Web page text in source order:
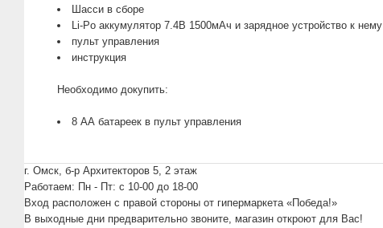
Шасси в сборе
Li-Po аккумулятор 7.4В 1500мАч и зарядное устройство к нему
пульт управления
инструкция
Необходимо докупить:
8 АА батареек в пульт управления
г. Омск, б-р Архитекторов 5, 2 этаж
Работаем: Пн - Пт: c 10-00 до 18-00
Вход расположен с правой стороны от гипермаркета «Победа!»
В выходные дни предварительно звоните, магазин откроют для Вас!